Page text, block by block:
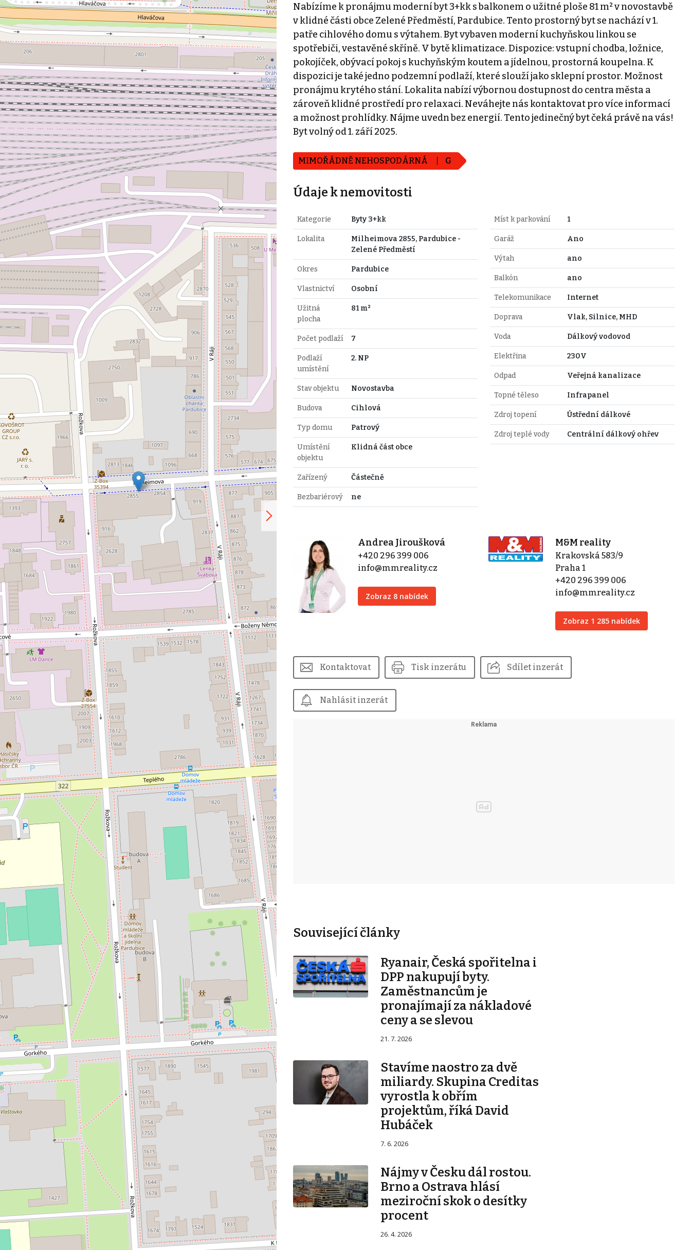
Nabízíme k pronájmu moderní byt 3+kk s balkonem o užitné ploše 81 m² v novostavbě
v klidné části obce Zelené Předměstí, Pardubice. Tento prostorný byt se nachází v 1.
patře cihlového domu s výtahem. Byt vybaven moderní kuchyňskou linkou se
spotřebiči, vestavěné skříně. V bytě klimatizace. Dispozice: vstupní chodba, ložnice,
pokojíček, obývací pokoj s kuchyňským koutem a jídelnou, prostorná koupelna. K
dispozici je také jedno podzemní podlaží, které slouží jako sklepní prostor. Možnost
pronájmu krytého stání. Lokalita nabízí výbornou dostupnost do centra města a
zároveň klidné prostředí pro relaxaci. Neváhejte nás kontaktovat pro více informací
a možnost prohlídky. Nájme uvedn bez energií. Tento jedinečný byt čeká právě na vás!
Byt volný od 1. září 2025.
MIMOŘÁDNĚ NEHOSPODÁRNÁ G
Údaje k nemovitosti
Kategorie Byty 3+kk
Lokalita
Milheimova 2855, Pardubice -
Zelené Předměstí
Okres Pardubice
Vlastnictví Osobní
Užitná
plocha
81 m²
Počet podlaží 7
Podlaží
umístění
2. NP
Stav objektu Novostavba
Budova Cihlová
Typ domu Patrový
Umístění
objektu
Klidná část obce
Zařízený Částečně
Bezbariérový ne
Míst k parkování 1
Garáž Ano
Výtah ano
Balkón ano
Telekomunikace Internet
Doprava Vlak, Silnice, MHD
Voda Dálkový vodovod
Elektřina 230V
Odpad Veřejná kanalizace
Topné těleso Infrapanel
Zdroj topení Ústřední dálkové
Zdroj teplé vody Centrální dálkový ohřev
Andrea Jiroušková
+420 296 399 006
info@mmreality.cz
Zobraz 8 nabídek
M&M reality
Krakovská 583/9
Praha 1
+420 296 399 006
info@mmreality.cz
Zobraz 1 285 nabídek
Kontaktovat Tisk inzerátu Sdílet inzerát
Nahlásit inzerát
Související články
Ryanair, Česká spořitelna i
DPP nakupují byty.
Zaměstnancům je
pronajímají za nákladové
ceny a se slevou
21. 7. 2026
Stavíme naostro za dvě
miliardy. Skupina Creditas
vyrostla k obřím
projektům, říká David
Hubáček
7. 6. 2026
Nájmy v Česku dál rostou.
Brno a Ostrava hlásí
meziroční skok o desítky
procent
26. 4. 2026